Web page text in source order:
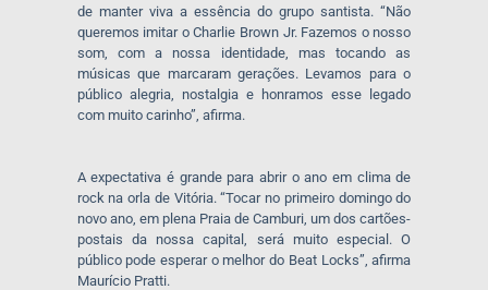
de manter viva a essência do grupo santista. “Não
queremos imitar o Charlie Brown Jr. Fazemos o nosso
som, com a nossa identidade, mas tocando as
músicas que marcaram gerações. Levamos para o
público alegria, nostalgia e honramos esse legado
com muito carinho”, afirma.
A expectativa é grande para abrir o ano em clima de
rock na orla de Vitória. “Tocar no primeiro domingo do
novo ano, em plena Praia de Camburi, um dos cartões-
postais da nossa capital, será muito especial. O
público pode esperar o melhor do Beat Locks”, afirma
Maurício Pratti.